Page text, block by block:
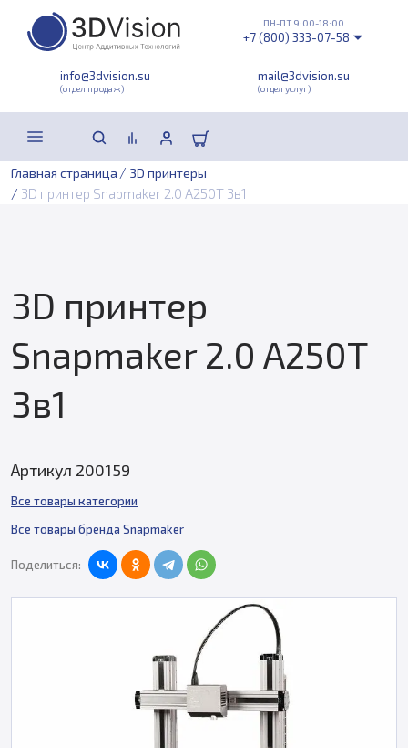
info@3dvision.su
(отдел продаж)
mail@3dvision.su
(отдел услуг)
ПН-ПТ 9:00-18:00
+7 (800) 333-07-58
Главная страница / 3D принтеры
/ 3D принтер Snapmaker 2.0 A250T 3в1
3D принтер
Snapmaker 2.0 A250T
3в1
Артикул 200159
Все товары категории
Все товары бренда Snapmaker
Поделиться: